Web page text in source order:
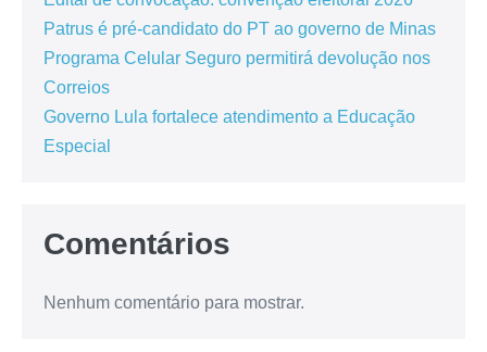
Patrus é pré-candidato do PT ao governo de Minas
Programa Celular Seguro permitirá devolução nos
Correios
Governo Lula fortalece atendimento a Educação
Especial
Comentários
Nenhum comentário para mostrar.